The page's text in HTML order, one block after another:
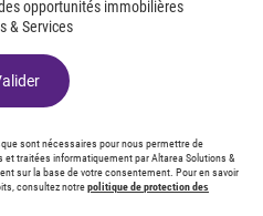
opportunités immobilières
& Services
sont nécessaires pour nous permettre de
traitées informatiquement par Altarea Solutions &
sur la base de votre consentement. Pour en savoir
consultez notrepolitique de protection des